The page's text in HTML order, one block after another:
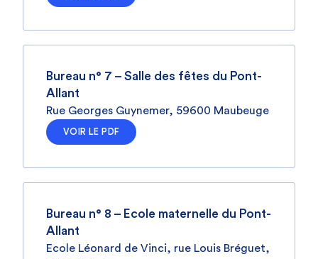
Bureau n° 7 – Salle des fêtes du Pont-
Allant
Rue Georges Guynemer, 59600 Maubeuge
VOIR LE PDF
Bureau n° 8 – Ecole maternelle du Pont-
Allant
Ecole Léonard de Vinci, rue Louis Bréguet,